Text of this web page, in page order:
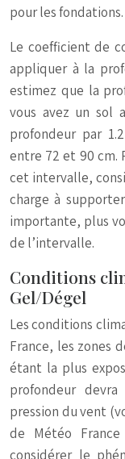
pour les fondations.
Le coefficient de
appliquer à la
estimez que la
vous avez un sol
profondeur par
entre 72 et 90 cm.
cet intervalle,
charge à
importante, plus
de l’intervalle.
Conditions
Gel/Dégel
Les conditions
France, les zones
étant la plus
profondeur
pression du vent
de Météo France
considérer le